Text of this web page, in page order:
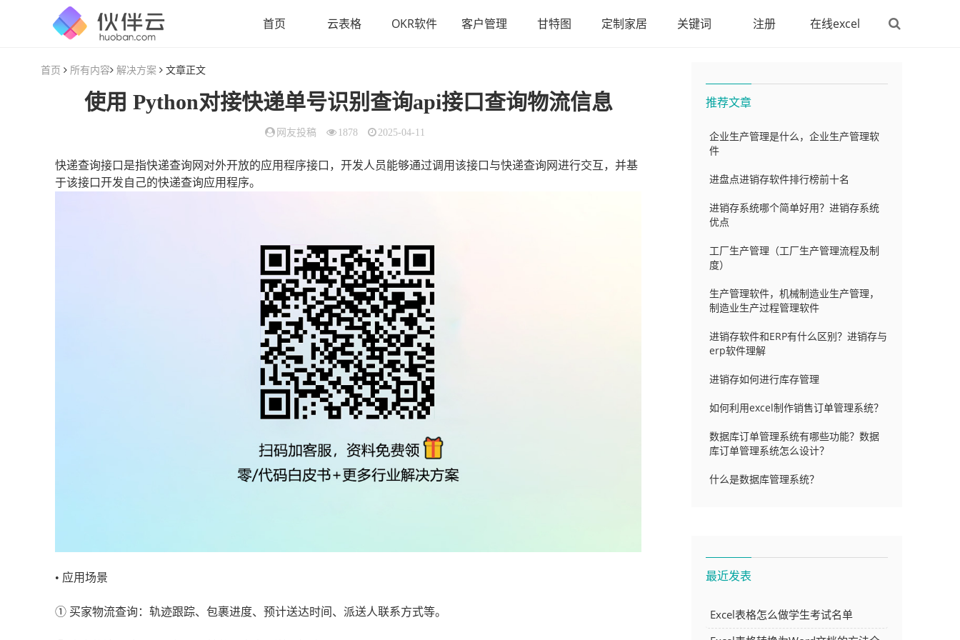
首页 云表格 OKR软件 客户管理 甘特图 定制家居 关键词 注册 在线excel
首页 所有内容 解决方案 文章正文
使用 Python对接快递单号识别查询api接口查询物流信息
网友投稿 1878 2025-04-11
快递查询接口是指快递查询网对外开放的应用程序接口，开发人员能够通过调用该接口与快递查询网进行交互，并基
于该接口开发自己的快递查询应用程序。
• 应用场景
① 买家物流查询：轨迹跟踪、包裹进度、预计送达时间、派送人联系方式等。
推荐文章
企业生产管理是什么，企业生产管理软
件
进盘点进销存软件排行榜前十名
进销存系统哪个简单好用？进销存系统
优点
工厂生产管理（工厂生产管理流程及制
度）
生产管理软件，机械制造业生产管理，
制造业生产过程管理软件
进销存软件和ERP有什么区别？进销存与
erp软件理解
进销存如何进行库存管理
如何利用excel制作销售订单管理系统？
数据库订单管理系统有哪些功能？数据
库订单管理系统怎么设计？
什么是数据库管理系统？
最近发表
Excel表格怎么做学生考试名单